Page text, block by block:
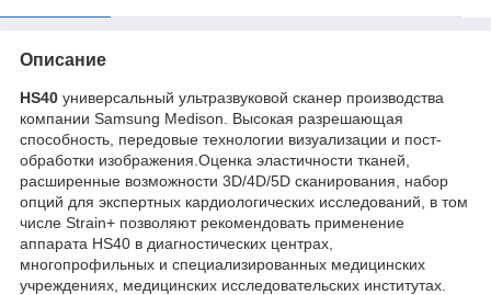
Описание
HS40 универсальный ультразвуковой сканер производства
компании Samsung Medison. Высокая разрешающая
способность, передовые технологии визуализации и пост-
обработки изображения.Оценка эластичности тканей,
расширенные возможности 3D/4D/5D сканирования, набор
опций для экспертных кардиологических исследований, в том
числе Strain+ позволяют рекомендовать применение
аппарата HS40 в диагностических центрах,
многопрофильных и специализированных медицинских
учреждениях, медицинских исследовательских институтах.